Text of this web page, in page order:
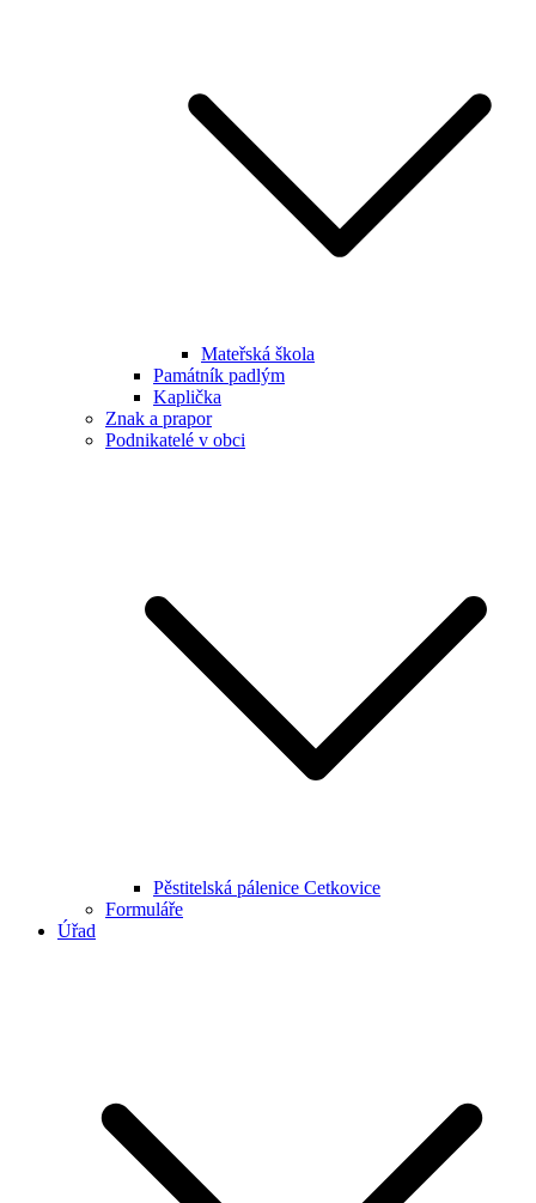
Mateřská škola
Památník padlým
Kaplička
Znak a prapor
Podnikatelé v obci
Pěstitelská pálenice Cetkovice
Formuláře
Úřad